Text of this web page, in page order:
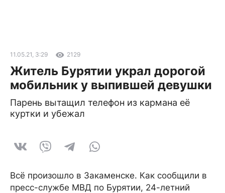
11.05.21, 3:29 2129
Житель Бурятии украл дорогой
мобильник у выпившей девушки
Парень вытащил телефон из кармана её
куртки и убежал
Всё произошло в Закаменске. Как сообщили в
пресс-службе МВД по Бурятии, 24-летний